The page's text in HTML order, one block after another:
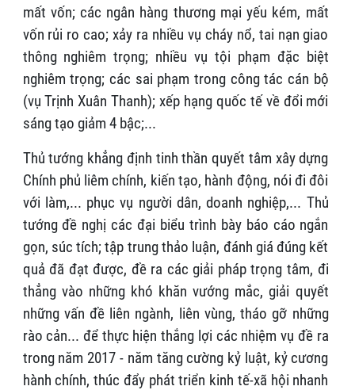
mất vốn; các ngân hàng thương mại yếu kém, mất
vốn rủi ro cao; xảy ra nhiều vụ cháy nổ, tai nạn giao
thông nghiêm trọng; nhiều vụ tội phạm đặc biệt
nghiêm trọng; các sai phạm trong công tác cán bộ
(vụ Trịnh Xuân Thanh); xếp hạng quốc tế về đổi mới
sáng tạo giảm 4 bậc;...
Thủ tướng khẳng định tinh thần quyết tâm xây dựng
Chính phủ liêm chính, kiến tạo, hành động, nói đi đôi
với làm,... phục vụ người dân, doanh nghiệp,... Thủ
tướng đề nghị các đại biểu trình bày báo cáo ngắn
gọn, súc tích; tập trung thảo luận, đánh giá đúng kết
quả đã đạt được, đề ra các giải pháp trọng tâm, đi
thẳng vào những khó khăn vướng mắc, giải quyết
những vấn đề liên ngành, liên vùng, tháo gỡ những
rào cản... để thực hiện thắng lợi các nhiệm vụ đề ra
trong năm 2017 - năm tăng cường kỷ luật, kỷ cương
hành chính, thúc đẩy phát triển kinh tế-xã hội nhanh